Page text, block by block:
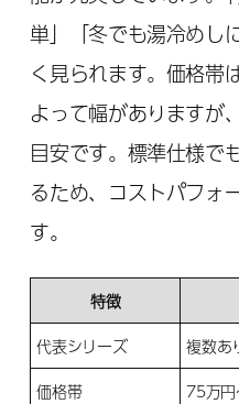
単」「冬でも湯冷めし
く見られます。価格帯
よって幅がありますが
目安です。標準仕様で
るため、コストパフォ
す。
特徴
代表シリーズ
複数あ
価格帯
75万